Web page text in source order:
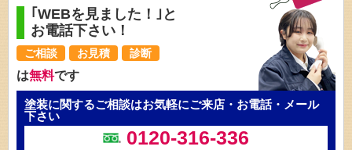
｢WEBを見ました！｣と
お電話下さい！
ご相談 お見積 診断
は無料です
塗装に関するご相談はお気軽にご来店・お電話・メール
下さい
0120-316-336